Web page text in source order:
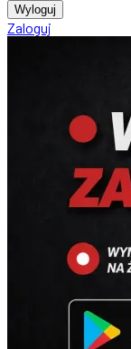
Wyloguj
Zaloguj